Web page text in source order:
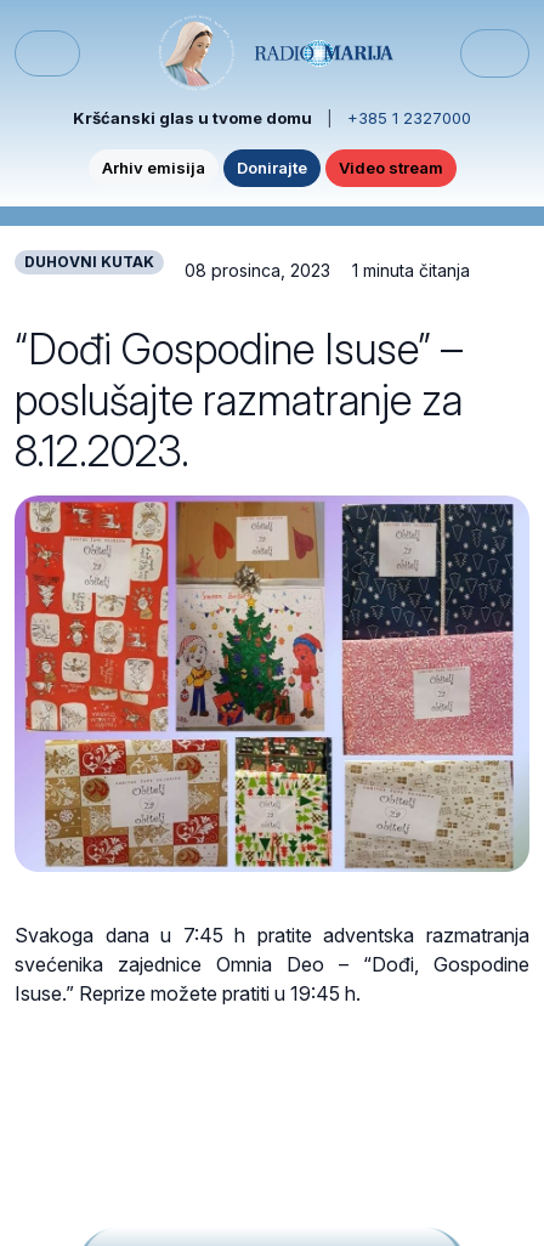
Menu
Kršćanski glas u tvome domu +385 1 2327000
Arhiv emisija Donirajte Video stream
DUHOVNI KUTAK 08 prosinca, 2023 1 minuta čitanja
“Dođi Gospodine Isuse” –
poslušajte razmatranje za
8.12.2023.
Svakoga dana u 7:45 h pratite adventska razmatranja
svećenika zajednice Omnia Deo – “Dođi, Gospodine
Isuse.” Reprize možete pratiti u 19:45 h.